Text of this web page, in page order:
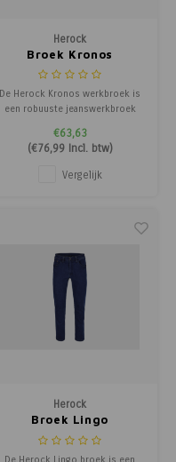
Herock
Broek Kronos
De Herock Kronos werkbroek is
een robuuste jeanswerkbroek
kniebescherming. Perfect voor
zwaar en dagelijks gebruik.
€63,63
(€76,99Incl. btw)
Vergelijk
Herock
Broek Lingo